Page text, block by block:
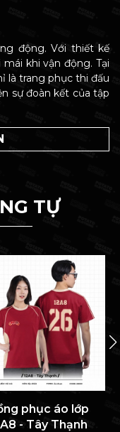
động. Với thiết kế
khi vận động. Tại
là trang phục thi đấu
sự đoàn kết của tập
TỰ
phục áo lớp
- Tây Thạnh